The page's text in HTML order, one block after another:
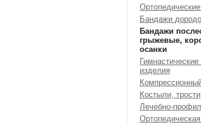
Бандажи
Бандажи
грыжевые,
осанки
изделия
Костыли,
Лечебно-